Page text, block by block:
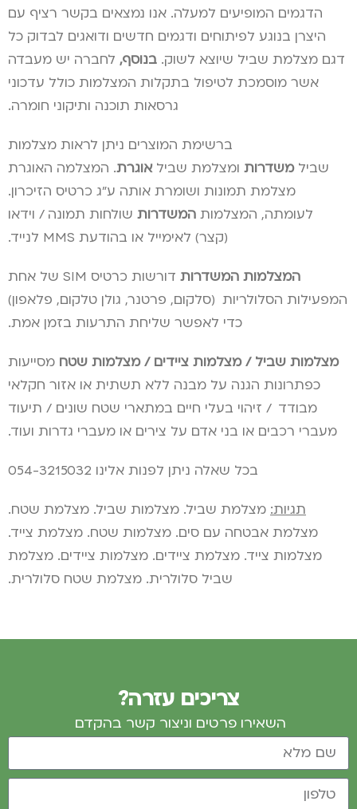
הדגמים המופיעים למעלה. אנו נמצאים בקשר רציף עם
היצרן בנוגע לפיתוחים ודגמים חדשים ודואגים לבדוק כל
דגם מצלמת שביל שיוצא לשוק. בנוסף, לחברה יש מעבדה
אשר מוסמכת לטיפול בתקלות המצלמות כולל עדכוני
גרסאות תוכנה ותיקוני חומרה.
ברשימת המוצרים ניתן לראות מצלמות
שבילמשדרות ומצלמת שבילאוגרת. המצלמה האוגרת
מצלמת תמונות ושומרת אותה ע”ג כרטיס הזיכרון.
לעומתה, המצלמות המשדרות שולחות תמונה / וידאו
(קצר) לאימייל או בהודעת MMS לנייד.
המצלמות המשדרות
דורשות כרטיס SIM של אחת
המפעילות הסלולריות (סלקום, פרטנר, גולן טלקום, פלאפון)
כדי לאפשר שליחת התרעות בזמן אמת.
מצלמות שביל / מצלמות ציידים / מצלמות שטח מסייעות
כפתרונות הגנה על מבנה ללא תשתית או אזור חקלאי
מבודד / זיהוי בעלי חיים במתארי שטח שונים / תיעוד
מעברי רכבים או בני אדם על צירים או מעברי גדרות ועוד.
בכל שאלה ניתן לפנות אלינו 054-3215032
תגיות: מצלמת שביל. מצלמות שביל. מצלמת שטח.
מצלמת אבטחה עם סים. מצלמות שטח. מצלמת צייד.
מצלמות צייד. מצלמת ציידים. מצלמות ציידים. מצלמת
שביל סלולרית. מצלמת שטח סלולרית.
צריכים עזרה?
השאירו פרטים וניצור קשר בהקדם